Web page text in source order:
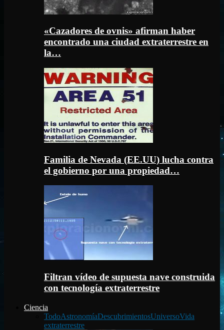
«Cazadores de ovnis» afirman haber
encontrado una ciudad extraterrestre en
la…
Familia de Nevada (EE.UU) lucha contra
el gobierno por una propiedad…
Filtran vídeo de supuesta nave construida
con tecnología extraterrestre
Ciencia
TodoAstronomíaDescubrimientosUniversoVida
extraterrestre